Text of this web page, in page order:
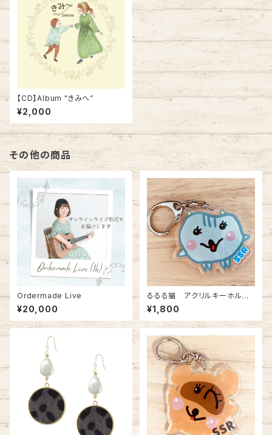
【CD】Album "きみへ”
¥2,000
その他の商品
Ordermade Live
¥20,000
るるる猫 アクリルキーホルダ
ー
¥1,800